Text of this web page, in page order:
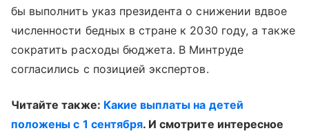
бы выполнить указ президента о снижении вдвое
численности бедных в стране к 2030 году, а также
сократить расходы бюджета. В Минтруде
согласились с позицией экспертов.
Читайте также: Какие выплаты на детей
положены с 1 сентября. И смотрите интересное